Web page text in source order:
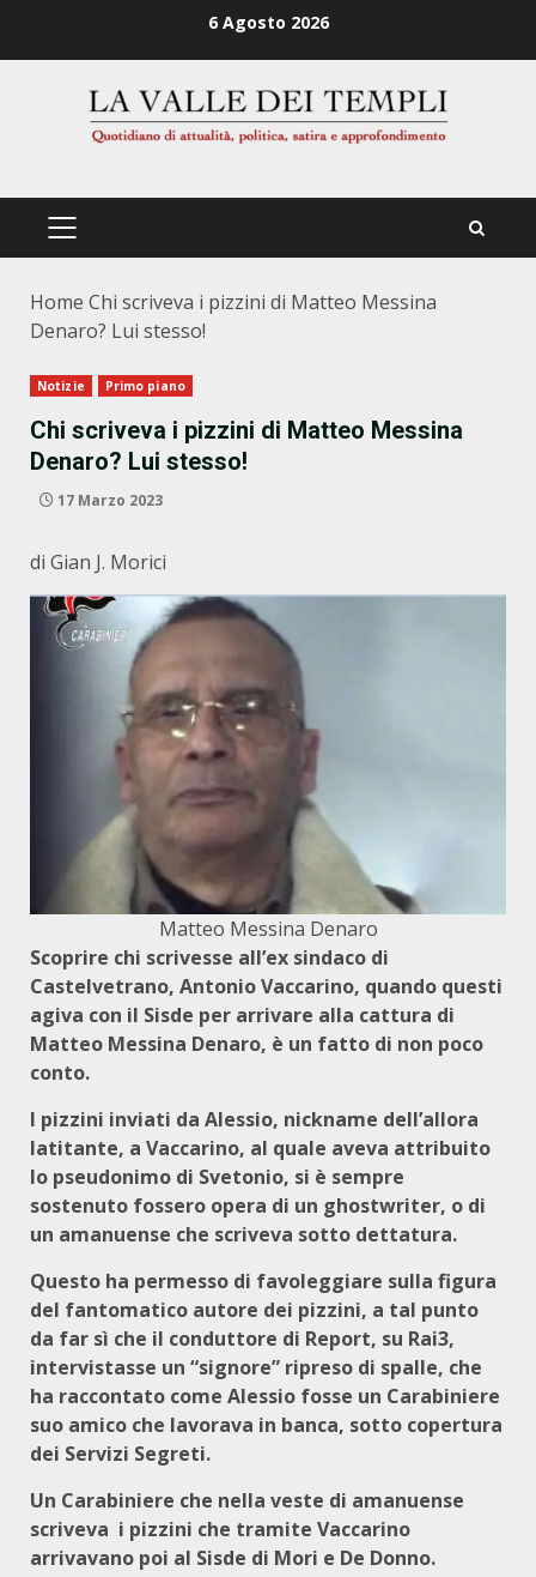
6 Agosto 2026
PRIMÄRES
Home Chi scriveva i pizzini di Matteo Messina
Denaro? Lui stesso!
Notizie Primo piano
Chi scriveva i pizzini di Matteo Messina
Denaro? Lui stesso!
17 Marzo 2023
di Gian J. Morici
Matteo Messina Denaro
Scoprire chi scrivesse all’ex sindaco di
Castelvetrano, Antonio Vaccarino, quando questi
agiva con il Sisde per arrivare alla cattura di
Matteo Messina Denaro, è un fatto di non poco
conto.
I pizzini inviati da Alessio, nickname dell’allora
latitante, a Vaccarino, al quale aveva attribuito
lo pseudonimo di Svetonio, si è sempre
sostenuto fossero opera di un ghostwriter, o di
un amanuense che scriveva sotto dettatura.
Questo ha permesso di favoleggiare sulla figura
del fantomatico autore dei pizzini, a tal punto
da far sì che il conduttore di Report, su Rai3,
intervistasse un “signore” ripreso di spalle, che
ha raccontato come Alessio fosse un Carabiniere
suo amico che lavorava in banca, sotto copertura
dei Servizi Segreti.
Un Carabiniere che nella veste di amanuense
scriveva i pizzini che tramite Vaccarino
arrivavano poi al Sisde di Mori e De Donno.